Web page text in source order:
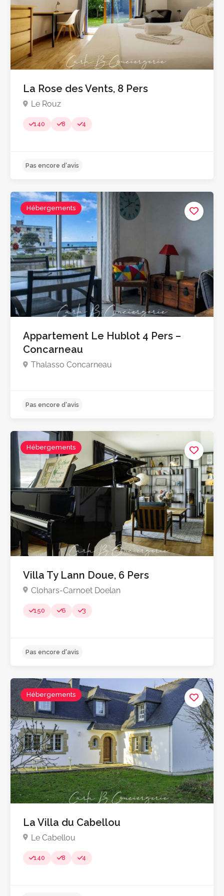
Pas encore d'avis
Pas encore d'avis
La Rose des Vents, 8 Pers
Le Rouz
140 8 4
Pas encore d'avis
Hébergements
Appartement Le Hublot 4 Pers –
Concarneau
Thalasso Concarneau
Hébergements
Villa Ty Lann Doue, 6 Pers
Clohars-Carnoet Doelan
150 6 3
Hébergements
La Villa du Cabellou
Le Cabellou
140 8 4